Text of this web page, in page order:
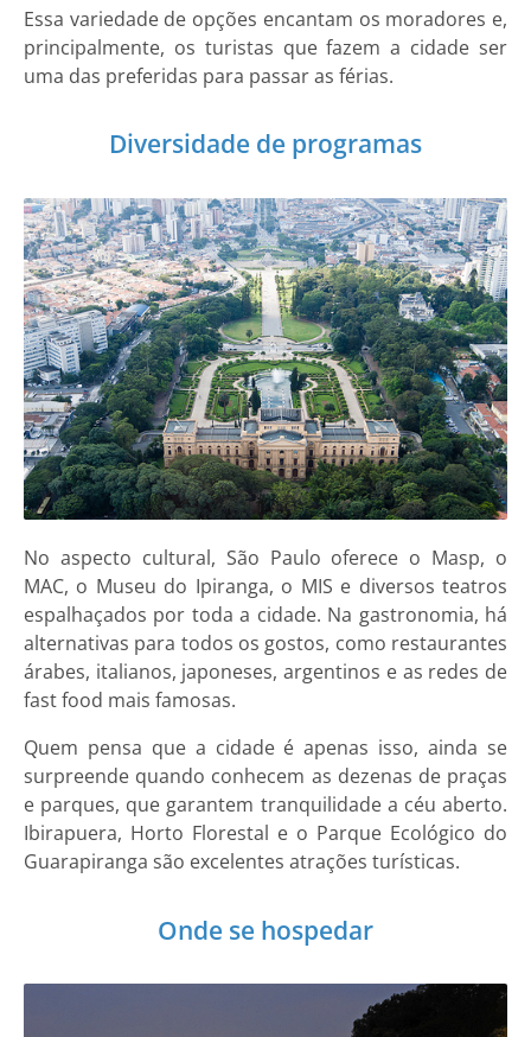
Essa variedade de opções encantam os moradores e,
principalmente, os turistas que fazem a cidade ser
uma das preferidas para passar as férias.
Diversidade de programas
No aspecto cultural, São Paulo oferece o Masp, o
MAC, o Museu do Ipiranga, o MIS e diversos teatros
espalhaçados por toda a cidade. Na gastronomia, há
alternativas para todos os gostos, como restaurantes
árabes, italianos, japoneses, argentinos e as redes de
fast food mais famosas.
Quem pensa que a cidade é apenas isso, ainda se
surpreende quando conhecem as dezenas de praças
e parques, que garantem tranquilidade a céu aberto.
Ibirapuera, Horto Florestal e o Parque Ecológico do
Guarapiranga são excelentes atrações turísticas.
Onde se hospedar